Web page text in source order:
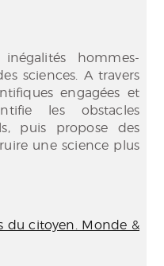
hommes-
sciences. A travers
engagées et
les obstacles
puis propose des
une science plus
du citoyen. Monde &